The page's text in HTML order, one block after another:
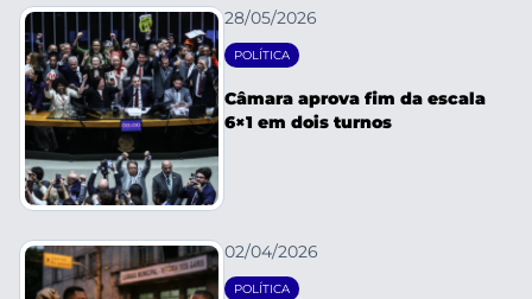
28/05/2026
POLÍTICA
Câmara aprova fim da escala
6×1 em dois turnos
02/04/2026
POLÍTICA